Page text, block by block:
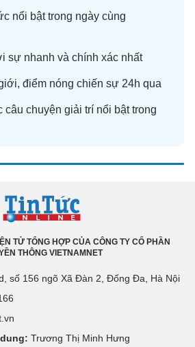
nổi bật trong ngày cùng
sự nhanh và chính xác nhất
, điểm nóng chiến sự 24h qua
câu chuyện giải trí nổi bật trong
TỬ TỔNG HỢP CỦA CÔNG TY CỔ PHẦN
THÔNG VIETNAMNET
số 156 ngõ Xã Đàn 2, Đống Đa, Hà Nội
Trương Thị Minh Hưng